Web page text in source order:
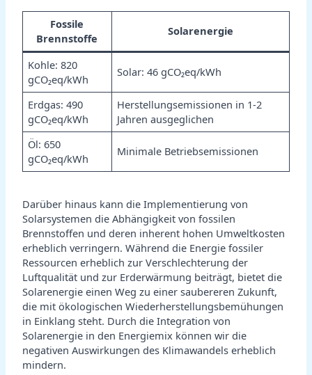
Fossile
Brennstoffe
Solarenergie
Kohle: 820
gCO₂eq/kWh
Solar: 46 gCO₂eq/kWh
Erdgas: 490
gCO₂eq/kWh
Herstellungsemissionen in 1-2
Jahren ausgeglichen
Öl: 650
gCO₂eq/kWh
Minimale Betriebsemissionen
Darüber hinaus kann die Implementierung von
Solarsystemen die Abhängigkeit von fossilen
Brennstoffen und deren inherent hohen Umweltkosten
erheblich verringern. Während die Energie fossiler
Ressourcen erheblich zur Verschlechterung der
Luftqualität und zur Erderwärmung beiträgt, bietet die
Solarenergie einen Weg zu einer saubereren Zukunft,
die mit ökologischen Wiederherstellungsbemühungen
in Einklang steht. Durch die Integration von
Solarenergie in den Energiemix können wir die
negativen Auswirkungen des Klimawandels erheblich
mindern.